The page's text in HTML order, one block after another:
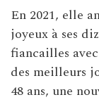
En 2021, elle
joyeux à ses
fiancailles
des meilleurs
48 ans, une